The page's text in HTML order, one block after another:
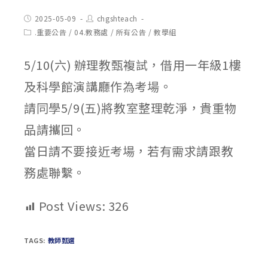
Post
published:
2025-05-09
Post
author:
chgshteach
Post.重要公告 / 04.教務處 / 所有公告 / 教學組
5/10(六) 辦理教甄複試，借用一年級1樓
及科學館演講廳作為考場。
請同學5/9(五)將教室整理乾淨，貴重物
品請攜回。
當日請不要接近考場，若有需求請跟教
務處聯繫。
Post Views: 326
TAGS: 教師甄選